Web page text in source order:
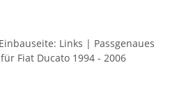
Links | Passgenaues
Fiat Ducato 1994 - 2006